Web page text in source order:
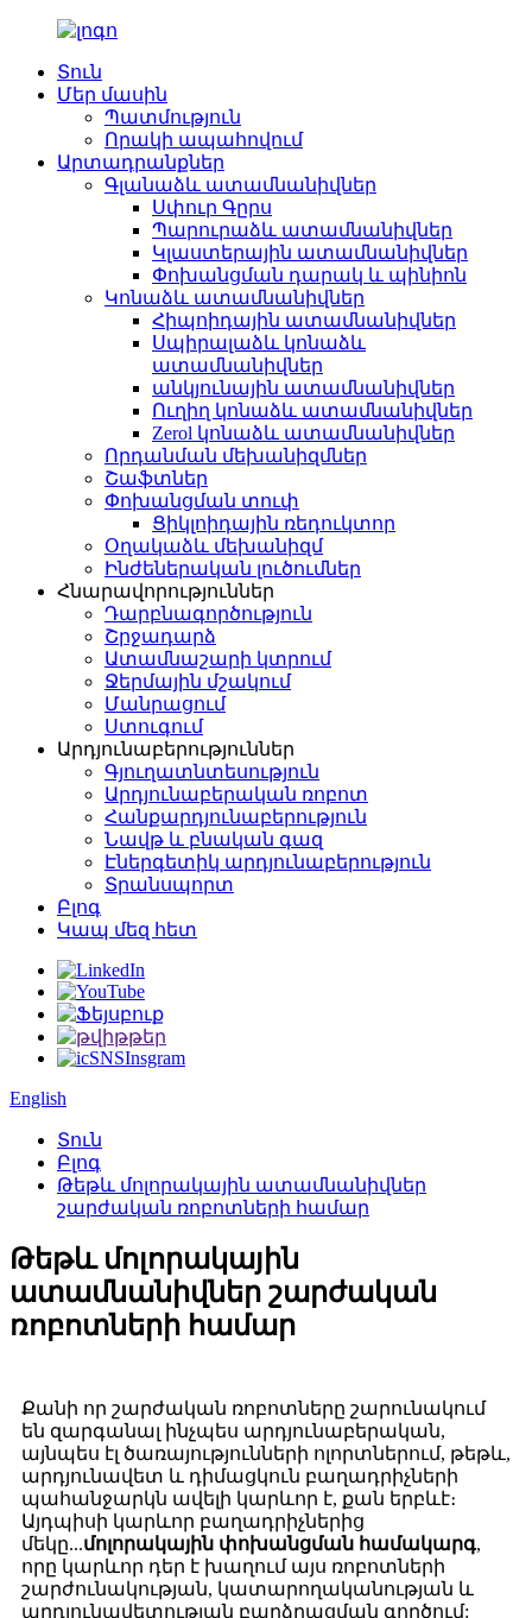
Տուն
Մեր մասին
Պատմություն
Որակի ապահովում
Արտադրանքներ
Գլանաձև ատամնանիվներ
Սփուր Գըրս
Պարուրաձև ատամնանիվներ
Կլաստերային ատամնանիվներ
Փոխանցման դարակ և պինիոն
Կոնաձև ատամնանիվներ
Հիպոիդային ատամնանիվներ
Սպիրալաձև կոնաձև
ատամնանիվներ
անկյունային ատամնանիվներ
Ուղիղ կոնաձև ատամնանիվներ
Zerol կոնաձև ատամնանիվներ
Որդանման մեխանիզմներ
Շաֆտներ
Փոխանցման տուփ
Ցիկլոիդային ռեդուկտոր
Օղակաձև մեխանիզմ
Ինժեներական լուծումներ
Հնարավորություններ
Դարբնագործություն
Շրջադարձ
Ատամնաշարի կտրում
Ջերմային մշակում
Մանրացում
Ստուգում
Արդյունաբերություններ
Գյուղատնտեսություն
Արդյունաբերական ռոբոտ
Հանքարդյունաբերություն
Նավթ և բնական գազ
Էներգետիկ արդյունաբերություն
Տրանսպորտ
Բլոգ
Կապ մեզ հետ
English
Տուն
Բլոգ
Թեթև մոլորակային ատամնանիվներ
շարժական ռոբոտների համար
Թեթև մոլորակային
ատամնանիվներ շարժական
ռոբոտների համար
Քանի որ շարժական ռոբոտները շարունակում
են զարգանալ ինչպես արդյունաբերական,
այնպես էլ ծառայությունների ոլորտներում, թեթև,
արդյունավետ և դիմացկուն բաղադրիչների
պահանջարկն ավելի կարևոր է, քան երբևէ։
Այդպիսի կարևոր բաղադրիչներից
մեկը...մոլորակային փոխանցման համակարգ,
որը կարևոր դեր է խաղում այս ռոբոտների
շարժունակության, կատարողականության և
արդյունավետության բարձրացման գործում: